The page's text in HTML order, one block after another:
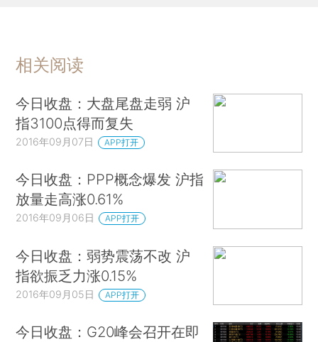
相关阅读
今日收盘：大盘尾盘走弱 沪
指3100点得而复失
2016年09月07日 APP打开
今日收盘：PPP概念爆发 沪指
放量走高涨0.61%
2016年09月06日 APP打开
今日收盘：弱势震荡不改 沪
指欲振乏力涨0.15%
2016年09月05日 APP打开
今日收盘：G20峰会召开在即